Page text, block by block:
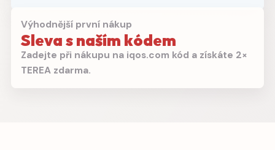
Výhodnější první nákup
Sleva s naším kódem
Zadejte při nákupu na iqos.com kód a získáte 2×
TEREA zdarma.